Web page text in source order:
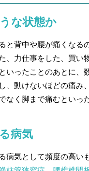
な状態か
と背中や腰が痛くなる
、力仕事をした、買い
いったことのあとに、
、動けないほどの痛み
なく脚まで痛むといっ
病気
病気として頻度の高い